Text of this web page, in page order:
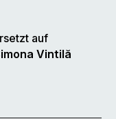
auf
Vintilă